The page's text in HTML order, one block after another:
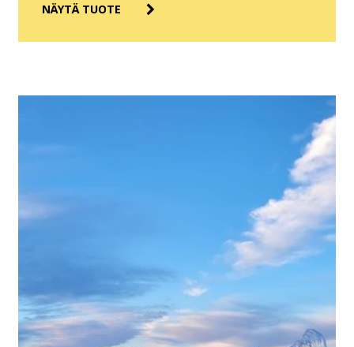
NÄYTÄ TUOTE